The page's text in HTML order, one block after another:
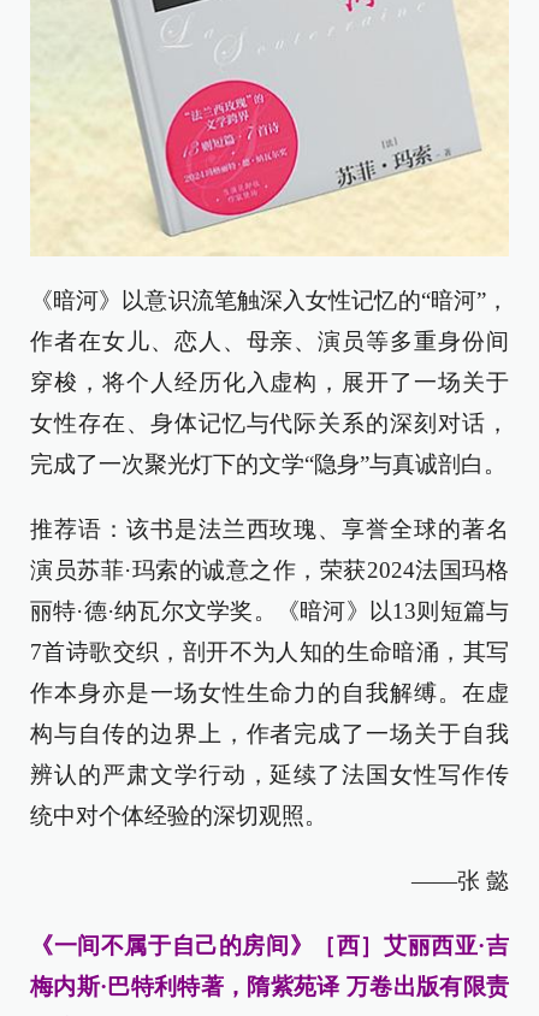
《暗河》以意识流笔触深入女性记忆的“暗河”，
作者在女儿、恋人、母亲、演员等多重身份间
穿梭，将个人经历化入虚构，展开了一场关于
女性存在、身体记忆与代际关系的深刻对话，
完成了一次聚光灯下的文学“隐身”与真诚剖白。
推荐语：该书是法兰西玫瑰、享誉全球的著名
演员苏菲·玛索的诚意之作，荣获2024法国玛格
丽特·德·纳瓦尔文学奖。《暗河》以13则短篇与
7首诗歌交织，剖开不为人知的生命暗涌，其写
作本身亦是一场女性生命力的自我解缚。在虚
构与自传的边界上，作者完成了一场关于自我
辨认的严肃文学行动，延续了法国女性写作传
统中对个体经验的深切观照。
——张 懿
《一间不属于自己的房间》［西］艾丽西亚·吉
梅内斯·巴特利特著，隋紫苑译 万卷出版有限责